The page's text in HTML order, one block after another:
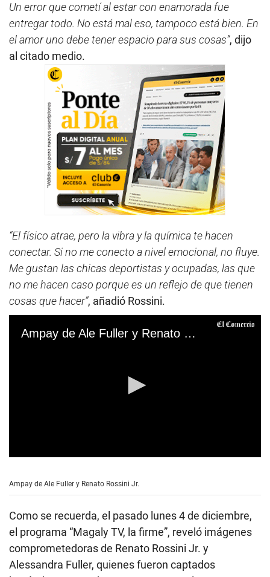
Un error que cometí al estar con enamorada fue
entregar todo. No está mal eso, tampoco está bien. En
el amor uno debe tener espacio para sus cosas”, dijo
al citado medio.
“El físico atrae, pero la vibra y la química te hacen
conectar. Si no me conecto a nivel emocional, no fluye.
Me gustan las chicas deportistas y ocupadas, las que
no me hacen caso porque es un reflejo de que tienen
cosas que hacer”, añadió Rossini.
Ampay de Ale Fuller y Renato Rossini Jr.
e
n
d
s
o
f
1
Ampay de Ale Fuller y Renato Rossini Jr.
Como se recuerda, el pasado lunes 4 de diciembre,
el programa “Magaly TV, la firme”, reveló imágenes
comprometedoras de Renato Rossini Jr. y
Alessandra Fuller, quienes fueron captados